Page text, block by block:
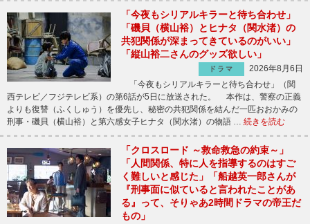
「今夜もシリアルキラーと待ち合わせ」
「磯貝（横山裕）とヒナタ（関水渚）の
共犯関係が深まってきているのがいい」
「縦山裕二さんのグッズ欲しい」
ドラマ
2026年8月6日
「今夜もシリアルキラーと待ち合わせ」（関
西テレビ／フジテレビ系）の第6話が5日に放送された。 本作は、警察の正義
よりも復讐（ふくしゅう）を優先し、秘密の共犯関係を結んだ一匹おおかみの
刑事・磯貝（横山裕）と第六感女子ヒナタ（関水渚）の物語 … 続きを読む
「クロスロード ～救命救急の約束～」
「人間関係、特に人を指導するのはすご
く難しいと感じた」「船越英一郎さんが
『刑事面に似ていると言われたことがあ
る』って、そりゃあ2時間ドラマの帝王だ
もの」